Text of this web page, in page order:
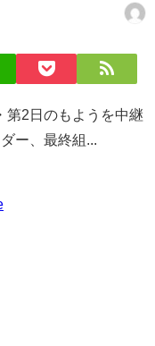
第2日のもようを中継
ー、最終組...